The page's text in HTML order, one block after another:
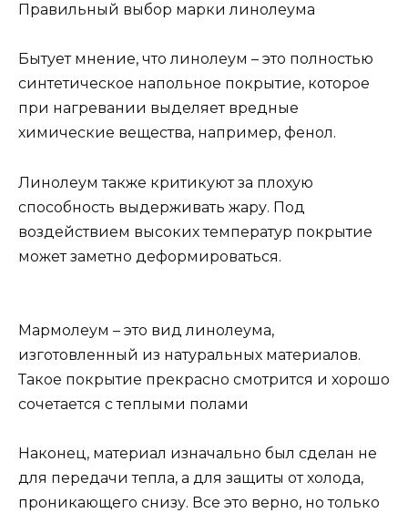
Правильный выбор марки линолеума
Бытует мнение, что линолеум – это полностью
синтетическое напольное покрытие, которое
при нагревании выделяет вредные
химические вещества, например, фенол.
Линолеум также критикуют за плохую
способность выдерживать жару. Под
воздействием высоких температур покрытие
может заметно деформироваться.
Мармолеум – это вид линолеума,
изготовленный из натуральных материалов.
Такое покрытие прекрасно смотрится и хорошо
сочетается с теплыми полами
Наконец, материал изначально был сделан не
для передачи тепла, а для защиты от холода,
проникающего снизу. Все это верно, но только